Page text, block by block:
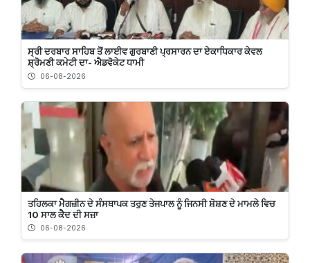
ਸ੍ਰੀ ਦਰਬਾਰ ਸਾਹਿਬ ਤੋਂ ਲਾਈਵ ਗੁਰਬਾਣੀ ਪ੍ਰਸਾਰਨ ਦਾ ਏਕਾਧਿਕਾਰ ਕੇਵਲ
ਸ਼੍ਰੋਮਣੀ ਕਮੇਟੀ ਦਾ- ਐਡਵੋਕੇਟ ਧਾਮੀ
06-08-2026
ਤਹਿਲਕਾ ਮੈਗਜ਼ੀਨ ਦੇ ਸੰਸਥਾਪਕ ਤਰੁਣ ਤੇਜਪਾਲ ਨੂੰ ਜਿਨਸੀ ਸ਼ੋਸ਼ਣ ਦੇ ਮਾਮਲੇ ਵਿਚ
10 ਸਾਲ ਕੈਦ ਦੀ ਸਜ਼ਾ
06-08-2026